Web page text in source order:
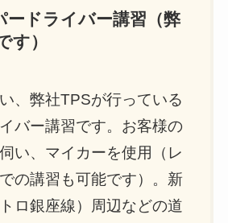
ードライバー講習（弊
す）
、弊社TPSが行っている
バー講習です。お客様の
い、マイカーを使用（レ
の講習も可能です）。新
ロ銀座線）周辺などの道